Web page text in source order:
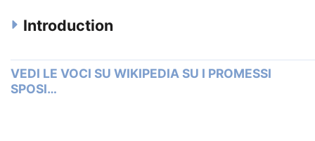
Introduction
VEDI LE VOCI SU WIKIPEDIA SU I PROMESSI
SPOSI…